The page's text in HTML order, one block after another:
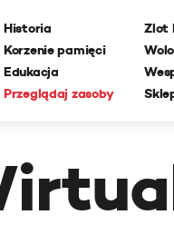
Historia
Korzenie pamięci
Edukacja
Przeglądaj zasoby
Zlot